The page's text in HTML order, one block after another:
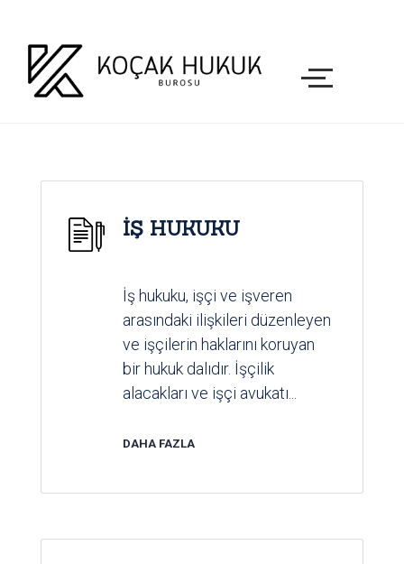
İŞ HUKUKU
İş hukuku, işçi ve işveren
arasındaki ilişkileri düzenleyen
ve işçilerin haklarını koruyan
bir hukuk dalıdır. İşçilik
alacakları ve işçi avukatı...
DAHA FAZLA